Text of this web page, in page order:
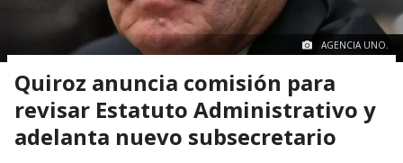
AGENCIA UNO.
Quiroz anuncia comisión para
revisar Estatuto Administrativo y
adelanta nuevo subsecretario